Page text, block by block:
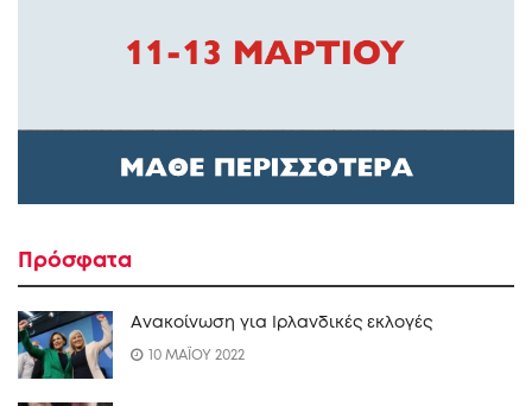
Πρόσφατα
Ανακοίνωση για Ιρλανδικές εκλογές
10 ΜΑΪΟΥ 2022